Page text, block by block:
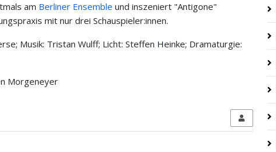
am Berliner Ensemble und inszeniert "Antigone"
mit nur drei Schauspieler:innen.
Musik: Tristan Wulff; Licht: Steffen Heinke; Dramaturgie:
Morgeneyer